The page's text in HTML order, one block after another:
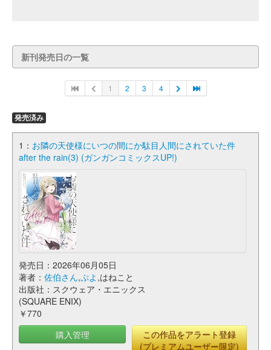
新刊発売日の一覧
1 2 3 4
発売済み
1： お隣の天使様にいつの間にか駄目人間にされていた件
after the rain(3) (ガンガンコミックスUP!)
発売日：2026年06月05日
著者： 佐伯さん,ぷよ ,はねこと
出版社：スクウェア・エニックス
(SQUARE ENIX)
￥770
購入管理
この作品をアラート登録
(プレミアムユーザー限定)